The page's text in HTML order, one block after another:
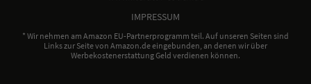
IMPRESSUM
* Wir nehmen am Amazon EU-Partnerprogramm teil. Auf unseren Seiten sind
Links zur Seite von Amazon.de eingebunden, an denen wir über
Werbekostenerstattung Geld verdienen können.